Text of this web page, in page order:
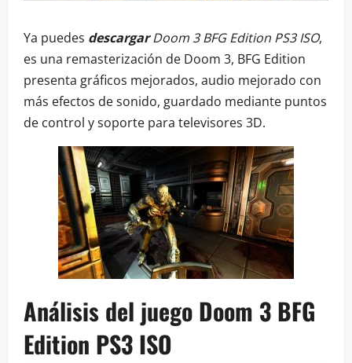
Ya puedes descargarDoom 3 BFG Edition PS3 ISO,
es una remasterización de Doom 3, BFG Edition
presenta gráficos mejorados, audio mejorado con
más efectos de sonido, guardado mediante puntos
de control y soporte para televisores 3D.
Análisis del juego Doom 3 BFG
Edition PS3 ISO